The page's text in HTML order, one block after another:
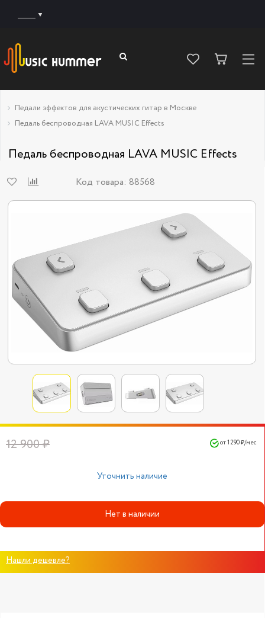
Педали эффектов для акустических гитар в Москве
Педаль беспроводная LAVA MUSIC Effects
Педаль беспроводная LAVA MUSIC Effects
Код товара: 88568
12 900 ₽ от 1 290 ₽/мес
Уточнить наличие
Нет в наличии
Нашли дешевле?